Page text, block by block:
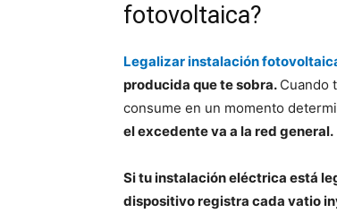
fotovoltaica?
Legalizar instalación
producida que te sobra. Cuando
consume en un momento
el excedente va a la red general.
Si tu instalación eléctrica está
dispositivo registra cada vatio